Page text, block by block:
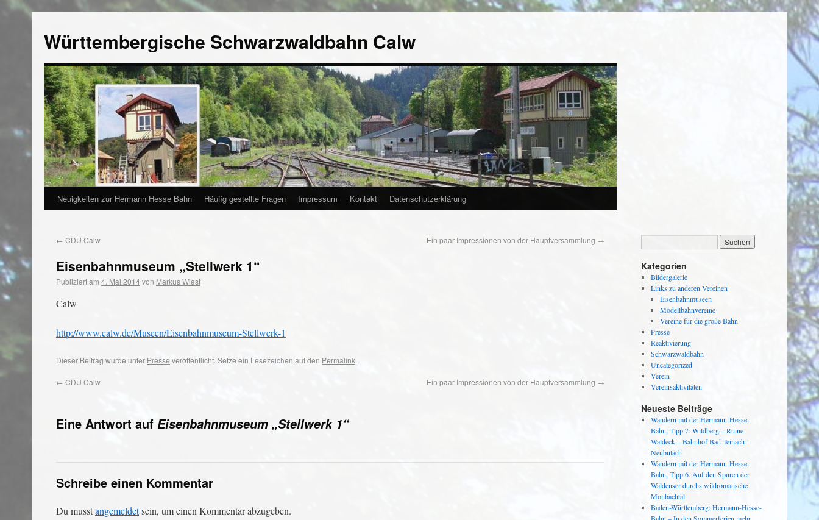
Württembergische Schwarzwaldbahn Calw
Neuigkeiten zur Hermann Hesse Bahn Häufig gestellte Fragen Impressum Kontakt Datenschutzerklärung
← CDU Calw Ein paar Impressionen von der Hauptversammlung →
Eisenbahnmuseum „Stellwerk 1“
Publiziert am 4. Mai 2014von Markus Wiest
Calw
http://www.calw.de/Museen/Eisenbahnmuseum-Stellwerk-1
Dieser Beitrag wurde unter Presse veröffentlicht. Setze ein Lesezeichen auf den Permalink.
← CDU Calw Ein paar Impressionen von der Hauptversammlung →
Eine Antwort auf Eisenbahnmuseum „Stellwerk 1“
Schreibe einen Kommentar
Du musstangemeldetsein, um einen Kommentar abzugeben.
Kategorien
Bildergalerie
Links zu anderen Vereinen
Eisenbahnmuseen
Modellbahnvereine
Vereine für die große Bahn
Presse
Reaktivierung
Schwarzwaldbahn
Uncategorized
Verein
Vereinsaktivitäten
Neueste Beiträge
Wandern mit der Hermann-Hesse-
Bahn, Tipp 7: Wildberg – Ruine
Waldeck – Bahnhof Bad Teinach-
Neubulach
Wandern mit der Hermann-Hesse-
Bahn, Tipp 6. Auf den Spuren der
Waldenser durchs wildromatische
Monbachtal
Baden-Württemberg: Hermann-Hesse-